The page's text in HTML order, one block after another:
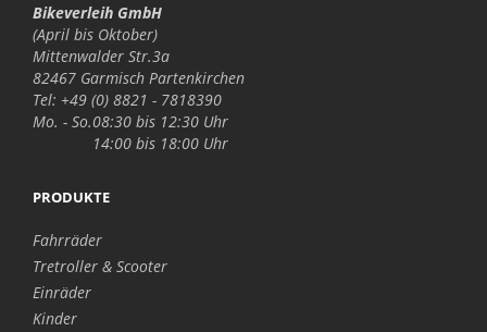
Bikeverleih GmbH
(April bis Oktober)
Mittenwalder Str.3a
82467 Garmisch Partenkirchen
Tel: +49 (0) 8821 - 7818390
Mo. - So.08:30 bis 12:30 Uhr
14:00 bis 18:00 Uhr
PRODUKTE
Fahrräder
Tretroller & Scooter
Einräder
Kinder